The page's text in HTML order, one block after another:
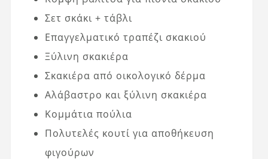
Σετ σκάκι + τάβλι
Επαγγελματικό τραπέζι σκακιού
Ξύλινη σκακιέρα
Σκακιέρα από οικολογικό δέρμα
Αλάβαστρο και ξύλινη σκακιέρα
Κομμάτια πούλια
Πολυτελές κουτί για αποθήκευση
φιγούρων